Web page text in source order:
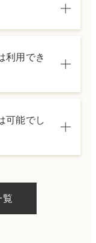
、カウン
利用でき
付スタッ
可能でし
施術をご
にご相談